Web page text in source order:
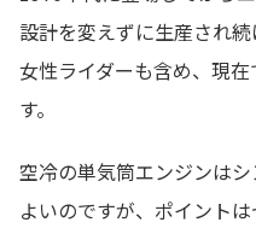
設計を変えずに生産され続
女性ライダーも含め、現
す。
空冷の単気筒エンジンは
よいのですが、ポイント